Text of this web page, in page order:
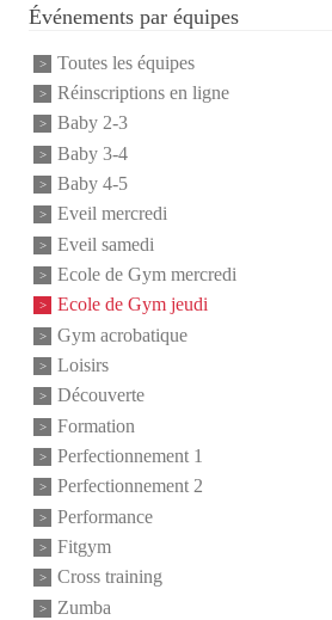
Événements par équipes
Toutes les équipes
Réinscriptions en ligne
Baby 2-3
Baby 3-4
Baby 4-5
Eveil mercredi
Eveil samedi
Ecole de Gym mercredi
Ecole de Gym jeudi
Gym acrobatique
Loisirs
Découverte
Formation
Perfectionnement 1
Perfectionnement 2
Performance
Fitgym
Cross training
Zumba